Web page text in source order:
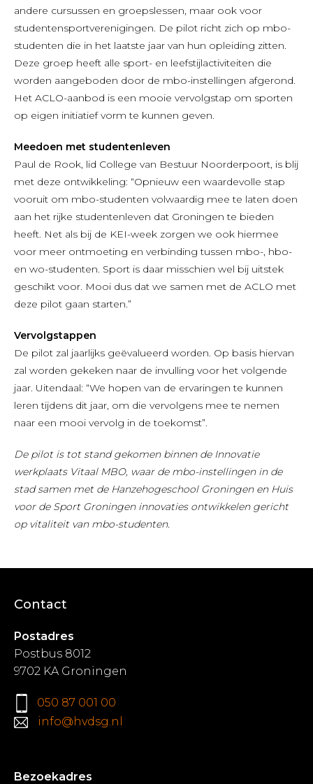
andere cursussen en groepslessen, maar ook voor
studentensportverenigingen. De pilot richt zich op mbo-
studenten die in het laatste jaar van hun opleiding zitten.
Deze groep heeft alle sport- en leefstijlactiviteiten die
worden aangeboden door de mbo-instellingen afgerond.
Het ACLO-aanbod is een mooie vervolgstap om sporten
op eigen initiatief vorm te kunnen geven.
Meedoen met studentenleven
Paul de Rook, lid College van Bestuur Noorderpoort, is blij
met deze ontwikkeling: “Opnieuw een waardevolle stap
vooruit om mbo-studenten volwaardig mee te laten doen
aan het rijke studentenleven dat Groningen te bieden
heeft. Net als bij de KEI-week zorgen we ook hiermee
voor meer ontmoeting en verbinding tussen mbo-, hbo-
en wo-studenten. Sport is daar misschien wel bij uitstek
geschikt voor. Mooi dus dat we samen met de ACLO met
deze pilot gaan starten.”
Vervolgstappen
De pilot zal jaarlijks geëvalueerd worden. Op basis hiervan
zal worden gekeken naar de invulling voor het volgende
jaar. Uitendaal: “We hopen van de ervaringen te kunnen
leren tijdens dit jaar, om die vervolgens mee te nemen
naar een mooi vervolg in de toekomst”.
De pilot is tot stand gekomen binnen de Innovatie
werkplaats Vitaal MBO, waar de mbo-instellingen in de
stad samen met de Hanzehogeschool Groningen en Huis
voor de Sport Groningen innovaties ontwikkelen gericht
op vitaliteit van mbo-studenten.
Contact
Postadres
Postbus 8012
9702 KA Groningen
050 87 001 00
info@hvdsg.nl
Bezoekadres